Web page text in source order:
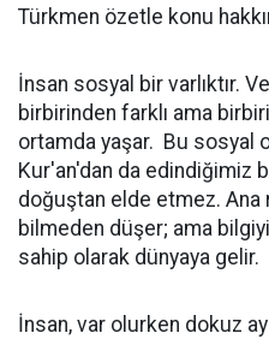
Türkmen özetle konu
İnsan sosyal bir varlıktır.
birbirinden farklı ama
ortamda yaşar. Bu sosyal
Kur'an'dan da edindiğimiz
doğuştan elde etmez. Ana
bilmeden düşer; ama
sahip olarak dünyaya gelir.
İnsan, var olurken dokuz